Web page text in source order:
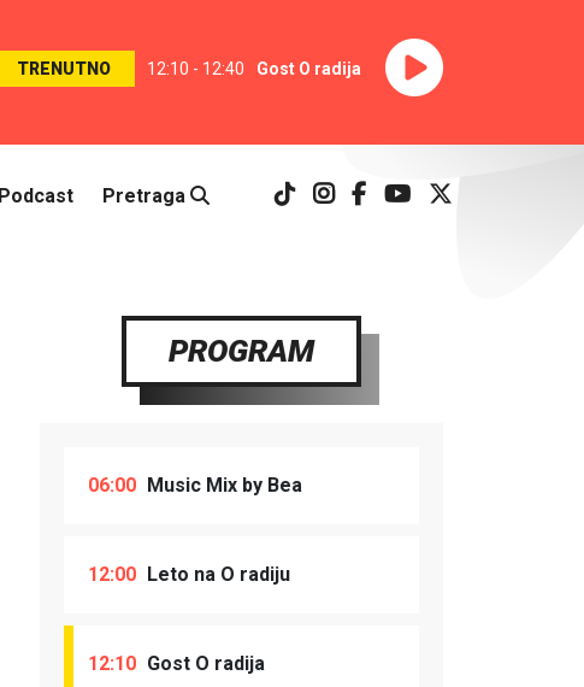
TRENUTNO 12:10 - 12:40 Gost O radija
Podcast Pretraga
PROGRAM
06:00 Music Mix by Bea
12:00 Leto na O radiju
12:10 Gost O radija